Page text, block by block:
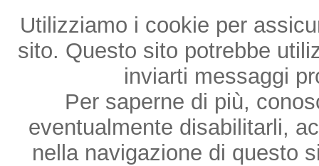
Utilizziamo i cookie per
sito. Questo sito potrebbe
inviarti messaggi
Per saperne di più,
eventualmente disabilitarli,
nella navigazione di questo